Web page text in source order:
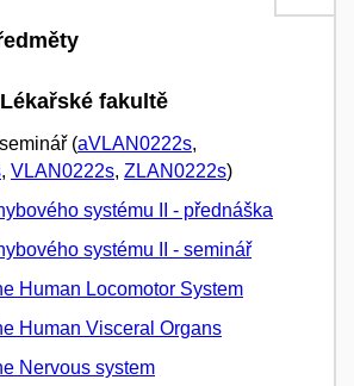
fakultě
(aVLAN0222s,
, VLAN0222s, ZLAN0222s)
systému II - přednáška
systému II - seminář
Human Locomotor System
Human Visceral Organs
Nervous system